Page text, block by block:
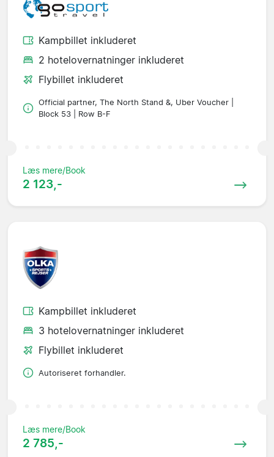
Kampbillet inkluderet
2 hotelovernatninger inkluderet
Flybillet inkluderet
Official partner, The North Stand &, Uber Voucher |
Block 53 | Row B-F
Læs mere/Book
2 123,-
Kampbillet inkluderet
3 hotelovernatninger inkluderet
Flybillet inkluderet
Autoriseret forhandler.
Læs mere/Book
2 785,-